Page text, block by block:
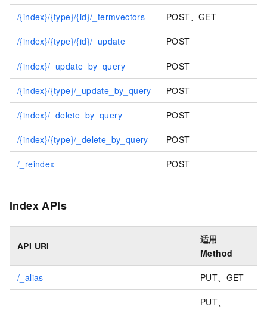
/{index}/{type}/{id}/_termvectors POST、GET
/{index}/{type}/{id}/_update POST
/{index}/_update_by_query POST
/{index}/{type}/_update_by_query POST
/{index}/_delete_by_query POST
/{index}/{type}/_delete_by_query POST
/_reindex POST
Index APIs
API URI
适用
Method
/_alias PUT、GET
PUT、